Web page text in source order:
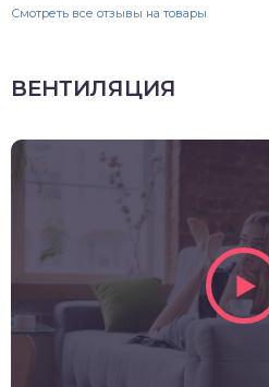
Смотреть все отзывы на товары
ВЕНТИЛЯЦИЯ